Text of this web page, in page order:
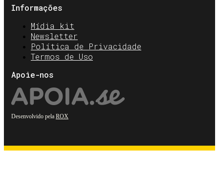
Informações
Mídia kit
Newsletter
Política de Privacidade
Termos de Uso
Apoie-nos
Desenvolvido pela ROX